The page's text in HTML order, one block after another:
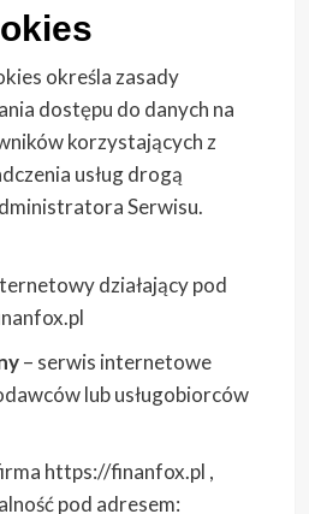
określa zasady
dostępu do danych na
korzystających z
usług drogą
Serwisu.
działający pod
– serwis internetowe
lub usługobiorców
https://finanfox.pl ,
pod adresem: